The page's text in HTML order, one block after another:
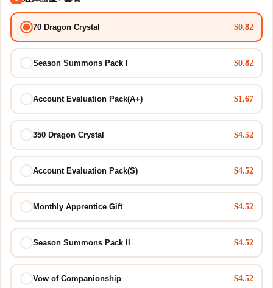
70 Dragon Crystal $0.82
Season Summons Pack I $0.82
Account Evaluation Pack(A+) $1.67
350 Dragon Crystal $4.52
Account Evaluation Pack(S) $4.52
Monthly Apprentice Gift $4.52
Season Summons Pack II $4.52
Vow of Companionship $4.52